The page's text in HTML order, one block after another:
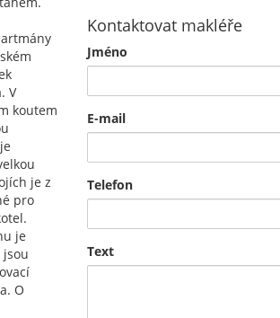
V
koutem
je z
pro
je
O
Kontaktovat makléře
Jméno
E-mail
Telefon
Text